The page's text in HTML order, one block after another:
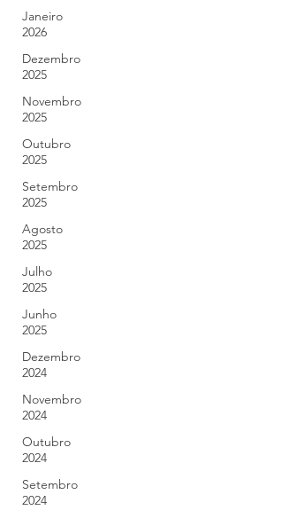
Janeiro
2026
Dezembro
2025
Novembro
2025
Outubro
2025
Setembro
2025
Agosto
2025
Julho
2025
Junho
2025
Dezembro
2024
Novembro
2024
Outubro
2024
Setembro
2024